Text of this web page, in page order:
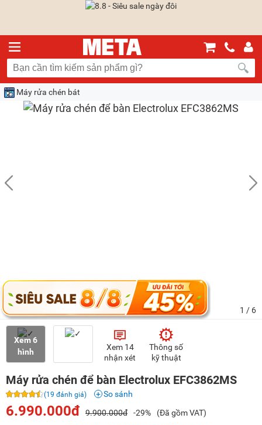
Máy rửa chén bát
1 / 6
Xem 6
hình
Xem 14
nhận xét
Thông số
kỹ thuật
Máy rửa chén để bàn Electrolux EFC3862MS
(19 đánh giá) So sánh
6.990.000đ 9.900.000đ -29%
(Đã gồm VAT)